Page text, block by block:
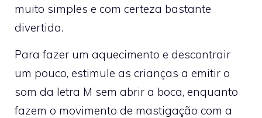
muito simples e com certeza bastante
divertida.
Para fazer um aquecimento e descontrair
um pouco, estimule as crianças a emitir o
som da letra M sem abrir a boca, enquanto
fazem o movimento de mastigação com a